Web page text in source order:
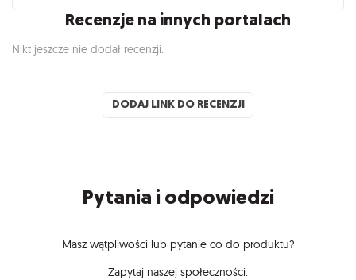
Recenzje na innych portalach
Nikt jeszcze nie dodał recenzji.
DODAJ LINK DO RECENZJI
Pytania i odpowiedzi
Masz wątpliwości lub pytanie co do produktu?
Zapytaj naszej społeczności.